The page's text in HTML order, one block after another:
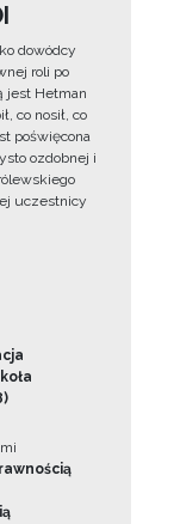
dowódcy
roli po
jest Hetman
co nosił, co
poświęcona
ozdobnej i
uczestnicy